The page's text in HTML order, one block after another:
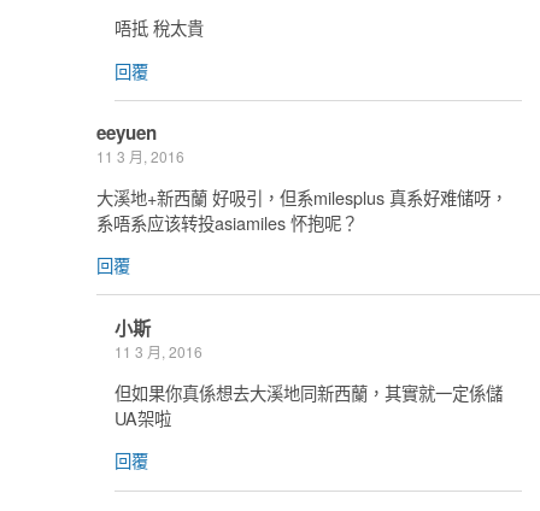
唔抵 稅太貴
回覆
eeyuen
11 3 月, 2016
大溪地+新西蘭 好吸引，但系milesplus 真系好难储呀，
系唔系应该转投asiamiles 怀抱呢？
回覆
小斯
11 3 月, 2016
但如果你真係想去大溪地同新西蘭，其實就一定係儲
UA架啦
回覆